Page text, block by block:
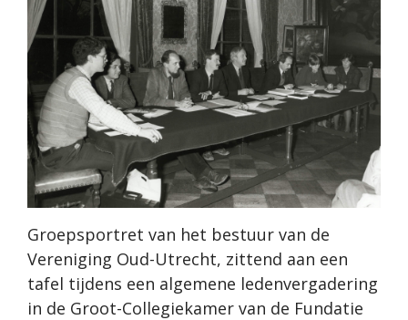
Groepsportret van het bestuur van de
Vereniging Oud-Utrecht, zittend aan een
tafel tijdens een algemene ledenvergadering
in de Groot-Collegiekamer van de Fundatie